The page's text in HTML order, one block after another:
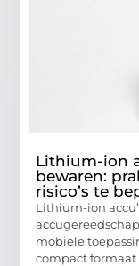
Lithium-ion
bewaren:
risico’s te
Lithium-ion
mobiele
compact formaat